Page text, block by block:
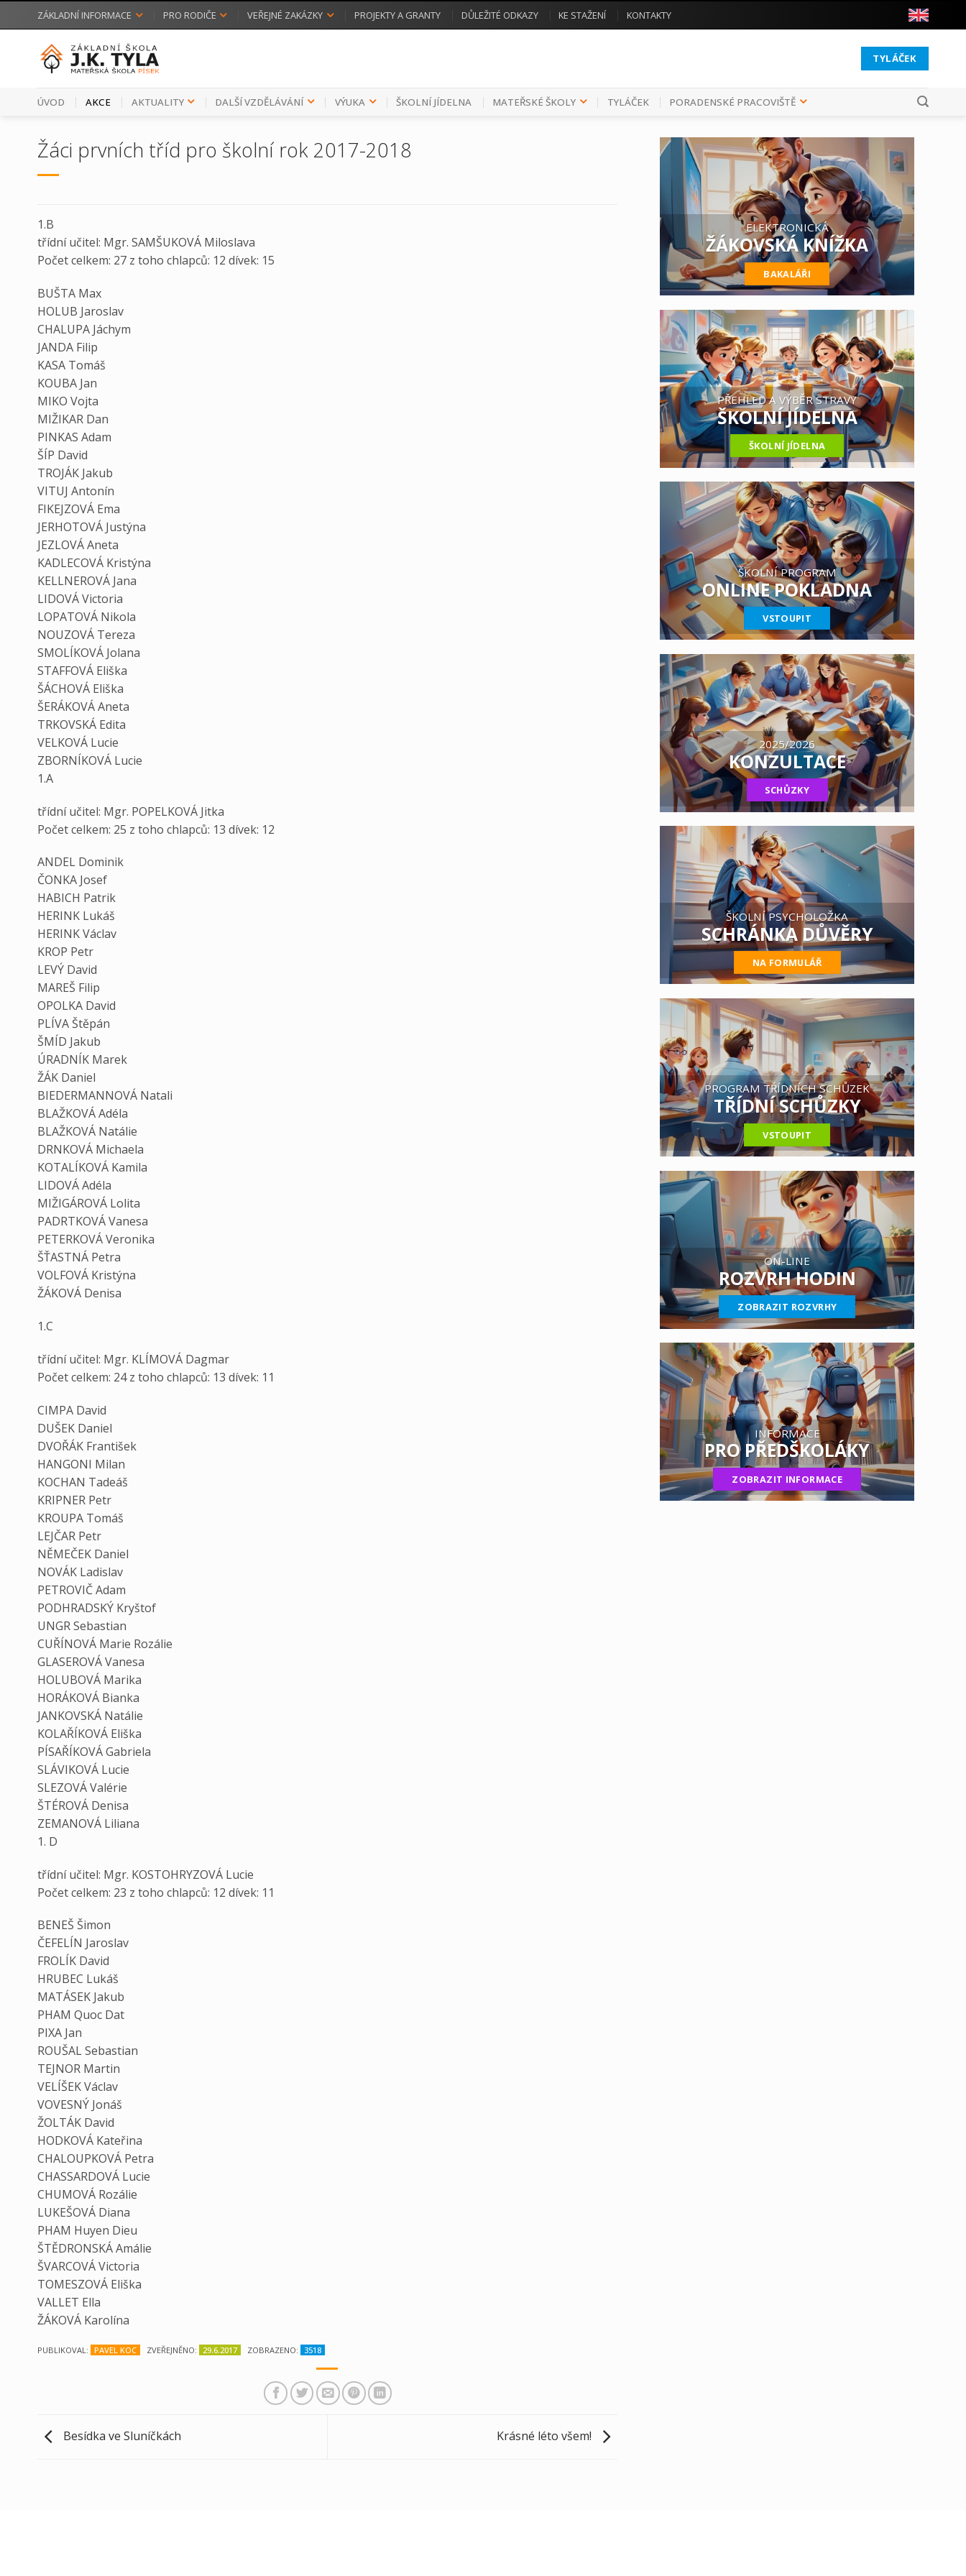
Přeskočit
na
ZÁKLADNÍ INFORMACE PRO RODIČE VEŘEJNÉ ZAKÁZKY PROJEKTY A GRANTY DŮLEŽITÉ ODKAZY KE STAŽENÍ KONTAKTY
TYLÁČEK
ÚVOD AKCE AKTUALITY DALŠÍ VZDĚLÁVÁNÍ VÝUKA ŠKOLNÍ JÍDELNA MATEŘSKÉ ŠKOLY TYLÁČEK PORADENSKÉ PRACOVIŠTĚ
Žáci prvních tříd pro školní rok 2017-2018
1.B
třídní učitel: Mgr. SAMŠUKOVÁ Miloslava
Počet celkem: 27 z toho chlapců: 12 dívek: 15
BUŠTA Max
HOLUB Jaroslav
CHALUPA Jáchym
JANDA Filip
KASA Tomáš
KOUBA Jan
MIKO Vojta
MIŽIKAR Dan
PINKAS Adam
ŠÍP David
TROJÁK Jakub
VITUJ Antonín
FIKEJZOVÁ Ema
JERHOTOVÁ Justýna
JEZLOVÁ Aneta
KADLECOVÁ Kristýna
KELLNEROVÁ Jana
LIDOVÁ Victoria
LOPATOVÁ Nikola
NOUZOVÁ Tereza
SMOLÍKOVÁ Jolana
STAFFOVÁ Eliška
ŠÁCHOVÁ Eliška
ŠERÁKOVÁ Aneta
TRKOVSKÁ Edita
VELKOVÁ Lucie
ZBORNÍKOVÁ Lucie
1.A
třídní učitel: Mgr. POPELKOVÁ Jitka
Počet celkem: 25 z toho chlapců: 13 dívek: 12
ANDEL Dominik
ČONKA Josef
HABICH Patrik
HERINK Lukáš
HERINK Václav
KROP Petr
LEVÝ David
MAREŠ Filip
OPOLKA David
PLÍVA Štěpán
ŠMÍD Jakub
ÚRADNÍK Marek
ŽÁK Daniel
BIEDERMANNOVÁ Natali
BLAŽKOVÁ Adéla
BLAŽKOVÁ Natálie
DRNKOVÁ Michaela
KOTALÍKOVÁ Kamila
LIDOVÁ Adéla
MIŽIGÁROVÁ Lolita
PADRTKOVÁ Vanesa
PETERKOVÁ Veronika
ŠŤASTNÁ Petra
VOLFOVÁ Kristýna
ŽÁKOVÁ Denisa
1.C
třídní učitel: Mgr. KLÍMOVÁ Dagmar
Počet celkem: 24 z toho chlapců: 13 dívek: 11
CIMPA David
DUŠEK Daniel
DVOŘÁK František
HANGONI Milan
KOCHAN Tadeáš
KRIPNER Petr
KROUPA Tomáš
LEJČAR Petr
NĚMEČEK Daniel
NOVÁK Ladislav
PETROVIČ Adam
PODHRADSKÝ Kryštof
UNGR Sebastian
CUŘÍNOVÁ Marie Rozálie
GLASEROVÁ Vanesa
HOLUBOVÁ Marika
HORÁKOVÁ Bianka
JANKOVSKÁ Natálie
KOLAŘÍKOVÁ Eliška
PÍSAŘÍKOVÁ Gabriela
SLÁVIKOVÁ Lucie
SLEZOVÁ Valérie
ŠTÉROVÁ Denisa
ZEMANOVÁ Liliana
1. D
třídní učitel: Mgr. KOSTOHRYZOVÁ Lucie
Počet celkem: 23 z toho chlapců: 12 dívek: 11
BENEŠ Šimon
ČEFELÍN Jaroslav
FROLÍK David
HRUBEC Lukáš
MATÁSEK Jakub
PHAM Quoc Dat
PIXA Jan
ROUŠAL Sebastian
TEJNOR Martin
VELÍŠEK Václav
VOVESNÝ Jonáš
ŽOLTÁK David
HODKOVÁ Kateřina
CHALOUPKOVÁ Petra
CHASSARDOVÁ Lucie
CHUMOVÁ Rozálie
LUKEŠOVÁ Diana
PHAM Huyen Dieu
ŠTĚDRONSKÁ Amálie
ŠVARCOVÁ Victoria
TOMESZOVÁ Eliška
VALLET Ella
ŽÁKOVÁ Karolína
PUBLIKOVAL: PAVEL KOC ZVEŘEJNĚNO: 29.6.2017 ZOBRAZENO: 3518
Besídka ve Sluníčkách Krásné léto všem!
ELEKTRONICKÁ
ŽÁKOVSKÁ KNÍŽKA
BAKALÁŘI
PŘEHLED A VÝBĚR STRAVY
ŠKOLNÍ JÍDELNA
ŠKOLNÍ JÍDELNA
ŠKOLNÍ PROGRAM
ONLINE POKLADNA
VSTOUPIT
2025/2026
KONZULTACE
SCHŮZKY
ŠKOLNÍ PSYCHOLOŽKA
SCHRÁNKA DŮVĚRY
NA FORMULÁŘ
PROGRAM TŘÍDNÍCH SCHŮZEK
TŘÍDNÍ SCHŮZKY
VSTOUPIT
ON-LINE
ROZVRH HODIN
ZOBRAZIT ROZVRHY
INFORMACE
PRO PŘEDŠKOLÁKY
ZOBRAZIT INFORMACE